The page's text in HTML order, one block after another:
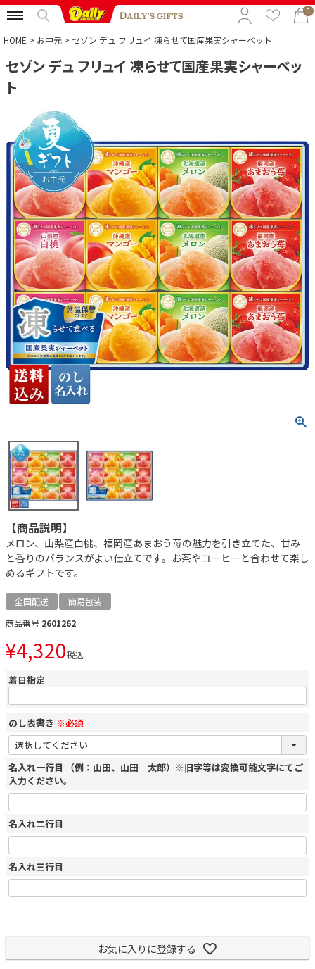
0
特集から選ぶ
カテゴリから選ぶ
贈る相手から選ぶ
HOME お中元 セゾン デュ フリュイ 凍らせて国産果実シャーベット
セゾン デュ フリュイ 凍らせて国産果実シャーベッ
ト
【商品説明】
メロン、山梨産白桃、福岡産あまおう苺の魅力を引き立てた、甘み
と香りのバランスがよい仕立てです。お茶やコーヒーと合わせて楽し
めるギフトです。
全国配送
簡易包装
商品番号 2601262
¥4,320税込
着日指定
のし表書き ※必須
名入れ一行目 （例：山田、山田 太郎）※旧字等は変換可能文字にてご
入力ください。
名入れ二行目
名入れ三行目
お気に入りに登録する